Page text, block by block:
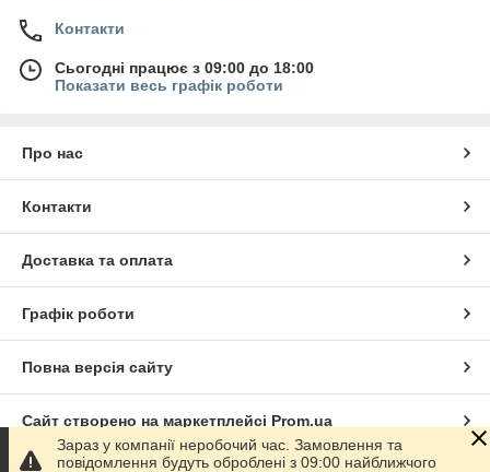
Контакти
Сьогодні працює з 09:00 до 18:00
Показати весь графік роботи
Про нас
Контакти
Доставка та оплата
Графік роботи
Повна версія сайту
Сайт створено на маркетплейсі Prom.ua
Зараз у компанії неробочий час. Замовлення та
повідомлення будуть оброблені з 09:00 найближчого